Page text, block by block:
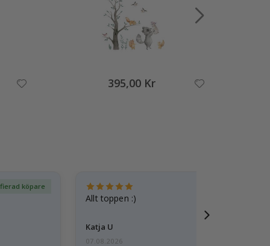
395,00 Kr
köpare
Allt toppen :)
Katja U
07.08.2026